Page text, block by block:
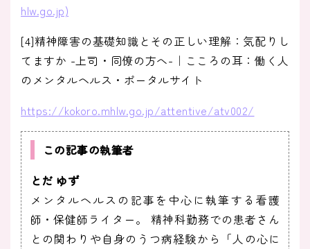
hlw.go.jp)
[4]精神障害の基礎知識とその正しい理解：気配りし
てますか -上司・同僚の方へ-｜こころの耳：働く人
のメンタルヘルス・ポータルサイト
https://kokoro.mhlw.go.jp/attentive/atv002/
この記事の執筆者
とだ ゆず
メンタルヘルスの記事を中心に執筆する看護
師・保健師ライター。 精神科勤務での患者さん
との関わりや自身のうつ病経験から「人の心に